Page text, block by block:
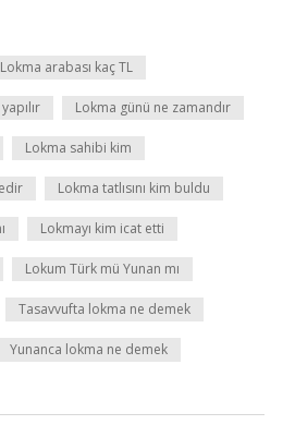
Lokma arabası kaç TL
Lokma günü ne zamandır
Lokma sahibi kim
Lokma tatlısını kim buldu
Lokmayı kim icat etti
Lokum Türk mü Yunan mı
Tasavvufta lokma ne demek
Yunanca lokma ne demek